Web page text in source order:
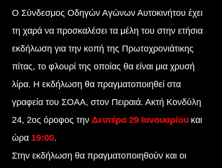
Ο Σύνδεσμος Οδηγών Αγώνων Αυτοκινήτου έχει
τη χαρά να προσκαλέσει τα μέλη του στην ετήσια
εκδήλωση για την κοπή της Πρωτοχρονιάτικης
πίτας, το φλουρί της οποίας θα είναι μια χρυσή
λίρα. Η εκδήλωση θα πραγματοποιηθεί στα
γραφεία του ΣΟΑΑ, στον Πειραιά. Ακτή Κονδύλη
24, 2ος όροφος την Δευτέρα 29 Ιανουαρίου και
ώρα 19:00.
Στην εκδήλωση θα πραγματοποιηθούν και οι